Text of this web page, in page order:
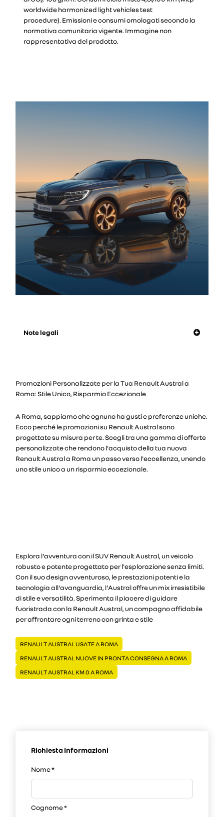
worldwide harmonized light vehicles test
procedure). Emissioni e consumi omologati secondo la
normativa comunitaria vigente. Immagine non
rappresentativa del prodotto.
Note legali
Promozioni Personalizzate per la Tua Renault Austral a
Roma: Stile Unico, Risparmio Eccezionale
A Roma, sappiamo che ognuno ha gusti e preferenze uniche.
Ecco perché le promozioni su Renault Austral sono
progettate su misura per te. Scegli tra una gamma di offerte
personalizzate che rendono l'acquisto della tua nuova
Renault Austral a Roma un passo verso l'eccellenza, unendo
uno stile unico a un risparmio eccezionale.
Esplora l'avventura con il SUV Renault Austral, un veicolo
robusto e potente progettato per l'esplorazione senza limiti.
Con il suo design avventuroso, le prestazioni potenti e la
tecnologia all'avanguardia, l'Austral offre un mix irresistibile
di stile e versatilità. Sperimenta il piacere di guidare
fuoristrada con la Renault Austral, un compagno affidabile
per affrontare ogni terreno con grinta e stile
RENAULT AUSTRAL USATE A ROMA
RENAULT AUSTRAL NUOVE IN PRONTA CONSEGNA A ROMA
RENAULT AUSTRAL KM 0 A ROMA
Richiesta Informazioni
Nome*
Cognome*